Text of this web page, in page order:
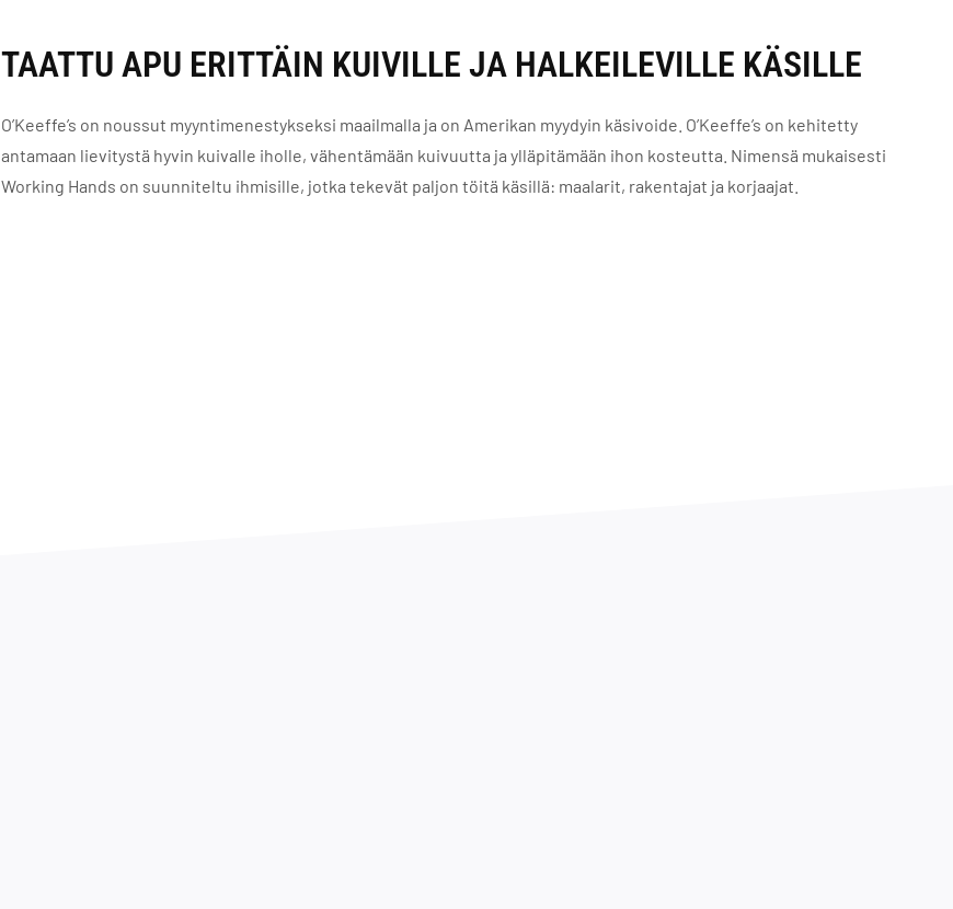
TAATTU APU ERITTÄIN KUIVILLE JA HALKEILEVILLE KÄSILLE
O’Keeffe’s on noussut myyntimenestykseksi maailmalla ja on Amerikan myydyin käsivoide. O’Keeffe’s on kehitetty
antamaan lievitystä hyvin kuivalle iholle, vähentämään kuivuutta ja ylläpitämään ihon kosteutta. Nimensä mukaisesti
Working Hands on suunniteltu ihmisille, jotka tekevät paljon töitä käsillä: maalarit, rakentajat ja korjaajat.